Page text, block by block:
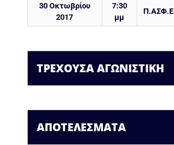
30 Οκτωβρίου
2017
7:30
μμ
Π.ΑΣΦ.Ε
ΤΡΕΧΟΥΣΑ ΑΓΩΝΙΣΤΙΚΗ
ΑΠΟΤΕΛΕΣΜΑΤΑ